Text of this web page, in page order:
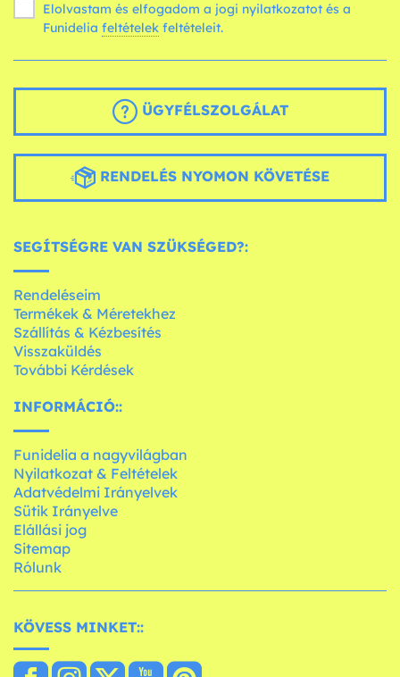
Elolvastam és elfogadom a jogi nyilatkozatot és a
Funidelia feltételek feltételeit.
ÜGYFÉLSZOLGÁLAT
RENDELÉS NYOMON KÖVETÉSE
SEGÍTSÉGRE VAN SZÜKSÉGED?:
Rendeléseim
Termékek & Méretekhez
Szállítás & Kézbesítés
Visszaküldés
További Kérdések
INFORMÁCIÓ::
Funidelia a nagyvilágban
Nyilatkozat & Feltételek
Adatvédelmi Irányelvek
Sütik Irányelve
Elállási jog
Sitemap
Rólunk
KÖVESS MINKET::